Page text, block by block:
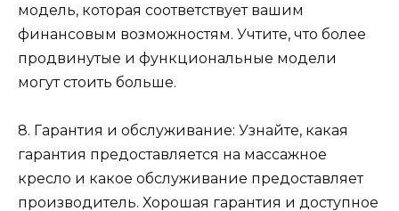
модель, которая соответствует вашим
финансовым возможностям. Учтите, что более
продвинутые и функциональные модели
могут стоить больше.
8. Гарантия и обслуживание: Узнайте, какая
гарантия предоставляется на массажное
кресло и какое обслуживание предоставляет
производитель. Хорошая гарантия и доступное